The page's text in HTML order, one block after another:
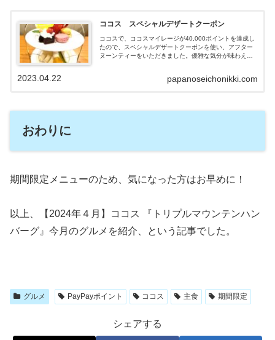
ココス スペシャルデザートクーポン
ココスで、ココスマイレージが40,000ポイントを達成し
たので、スペシャルデザートクーポンを使い、アフター
ヌーンティーをいただきました。優雅な気分が味わえた
papanoseichonikki.com
2023.04.22
おわりに
期間限定メニューのため、気になった方はお早めに！
以上、【2024年４月】ココス 『トリプルマウンテンハン
バーグ』今月のグルメを紹介、という記事でした。
グルメ PayPayポイント ココス 主食 期間限定
シェアする